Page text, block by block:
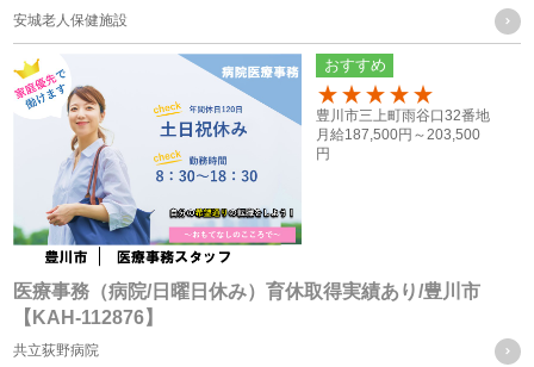
共同利用する個人情報の取得方法
従業員や登録スタッフの方の個人情報
・入社時又は登録時にお預かりした履歴書や入社手続きに必
要なその他の書類、お問い合わせフォーム、メール、口頭
（電話等）、その他書面による取得
応募者の方への個人情報
・採用応募時に取得した履歴書、お問い合せフォーム、エン
トリーフォーム、口頭（電話等）による取得
・就職斡旋サイトや人材紹介会社からの通知による取得
安城老人保健施設
医療事務（病院/日曜日休み）育休取得実績あり/豊川市
【KAH-112876】
共立荻野病院
おすすめ
100
豊川市三上町雨谷口32番地
月給187,500円～203,500
円